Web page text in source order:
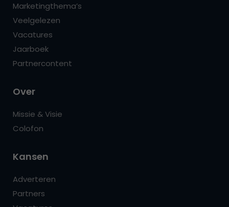
Marketingthema’s
Veelgelezen
Vacatures
Jaarboek
Partnercontent
Over
Missie & Visie
Colofon
Kansen
Adverteren
Partners